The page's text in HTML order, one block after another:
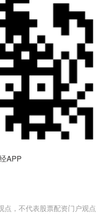
APP
点，不代表股票配资门户观点